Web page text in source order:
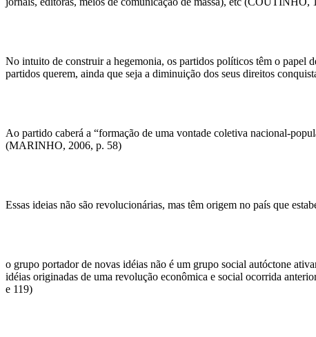
No intuito de construir a hegemonia, os partidos políticos têm o papel
partidos querem, ainda que seja a diminuição dos seus direitos
Ao partido caberá a “formação de uma vontade coletiva nacional-
(MARINHO, 2006, p. 58)
Essas ideias não são revolucionárias, mas têm origem no país que
o grupo portador de novas idéias não é um grupo social autóctone
idéias originadas de uma revolução econômica e social ocorrida
e 119)